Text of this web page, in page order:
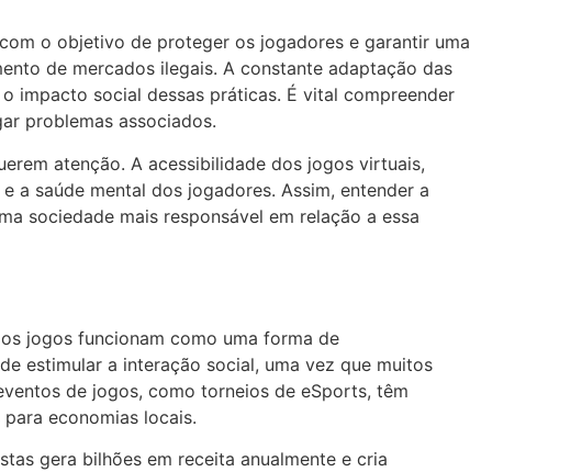
o objetivo de proteger os jogadores e garantir uma
de mercados ilegais. A constante adaptação das
impacto social dessas práticas. É vital compreender
problemas associados.
atenção. A acessibilidade dos jogos virtuais,
a saúde mental dos jogadores. Assim, entender a
sociedade mais responsável em relação a essa
jogos funcionam como uma forma de
estimular a interação social, uma vez que muitos
de jogos, como torneios de eSports, têm
economias locais.
gera bilhões em receita anualmente e cria